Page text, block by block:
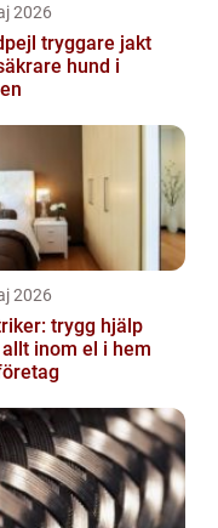
2026
jakt
hund i
2026
trygg hjälp
inom el i hem